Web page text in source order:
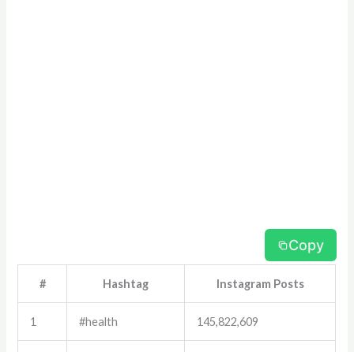
Copy
# Hashtag Instagram Posts
1 #health 145,822,609